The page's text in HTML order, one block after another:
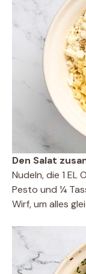
Den Salat
Nudeln, die 1 EL
Pesto und ¼
Wirf, um alles